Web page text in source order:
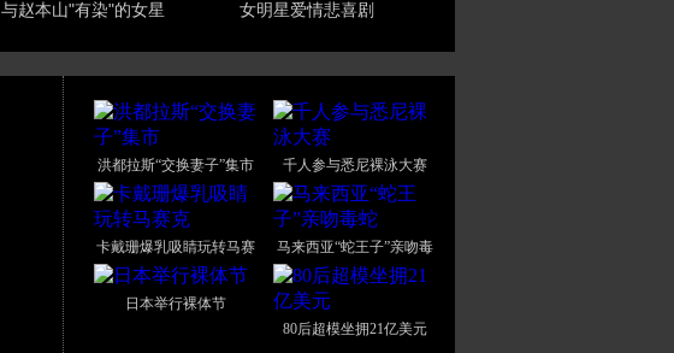
与赵本山"有染"的女星 女明星爱情悲喜剧
洪都拉斯“交换妻子”集市 千人参与悉尼裸泳大赛
卡戴珊爆乳吸睛玩转马赛
克
马来西亚“蛇王子”亲吻毒
蛇
日本举行裸体节
80后超模坐拥21亿美元